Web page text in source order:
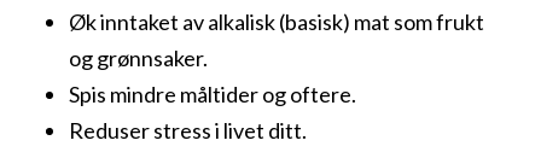
Øk inntaket av alkalisk (basisk) mat som frukt
og grønnsaker.
Spis mindre måltider og oftere.
Reduser stress i livet ditt.